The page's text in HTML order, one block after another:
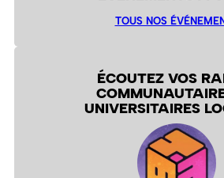
TOUS NOS
ÉCOUTEZ VOS
UNIVERSITAIRES